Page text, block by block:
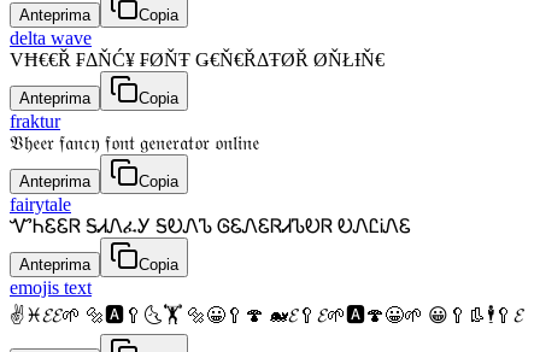
Anteprima Copia
delta wave
VĦ€€Ř ₣ΔŇĆ¥ ₣ØŇŦ Ǥ€Ň€ŘΔŦØŘ ØŇŁƗŇ€
Anteprima Copia
fraktur
𝔙𝔥𝔢𝔢𝔯 𝔣𝔞𝔫𝔠𝔶 𝔣𝔬𝔫𝔱 𝔤𝔢𝔫𝔢𝔯𝔞𝔱𝔬𝔯 𝔬𝔫𝔩𝔦𝔫𝔢
Anteprima Copia
fairytale
ᏉᏂᏋᏋᏒ ᎦᏗᏁፈᎩ ᎦᎧᏁᏖ ᎶᏋᏁᏋᏒᏗᏖᎧᏒ ᎧᏁᏝᎥᏁᏋ
Anteprima Copia
emojis text
✌♓𝓔𝓔🌱 🔩🅰🥄🌜🏋 🔩😀🥄🍄 🐋𝓔🥄𝓔🌱🅰🍄😀🌱 😀🥄👢🕴🥄𝓔